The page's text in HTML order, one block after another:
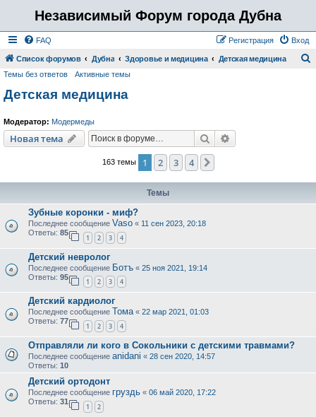
Независимый Форум города Дубна
FAQ Вход
Регистрация
Список форумов Дубна Здоровье и медицина Детская медицина
Темы без ответов Активные темы
Детская медицина
Модератор: Модермеды
Новая тема Поиск
163 темы 1 2 3 4
Темы
Зубные коронки - миф?
Последнее сообщение Vaso « 11 сен 2023, 20:18
Ответы: 85
1 2 3 4
Детский невролог
Последнее сообщение Ботъ « 25 ноя 2021, 19:14
Ответы: 95
1 2 3 4
Детский кардиолог
Последнее сообщение Тома « 22 мар 2021, 01:03
Ответы: 77
1 2 3 4
Отправляли ли кого в Сокольники с детскими травмами?
Последнее сообщение anidani « 28 сен 2020, 14:57
Ответы: 10
Детский ортодонт
Последнее сообщение груздь « 06 май 2020, 17:22
Ответы: 31
1 2